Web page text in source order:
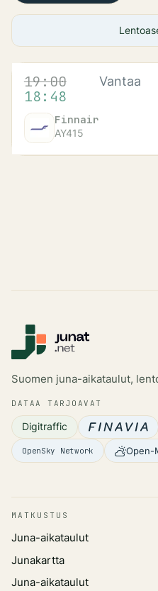
AIKA LÄHTÖPAIKKA
Aikataulun mukaan
19:00
18:48
Vantaa
Finnair
AY415
Suomen juna-aikataulut,
DATAA TARJOAVAT
Digitraffic
OpenSky Network Open-
MATKUSTUS
Juna-aikataulut
Junakartta
Juna-aikataulut